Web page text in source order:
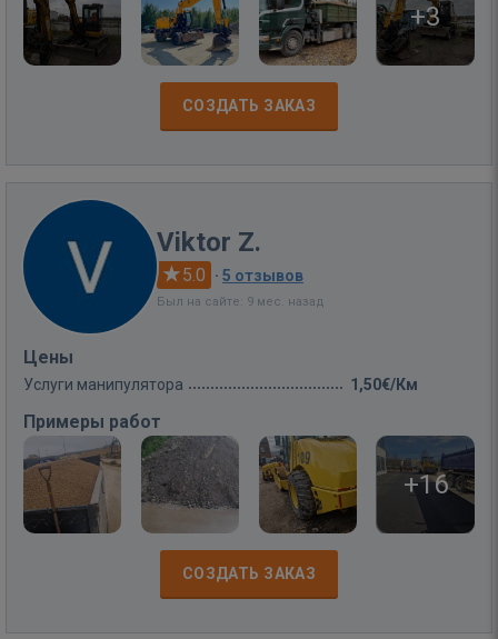
+3
СОЗДАТЬ ЗАКАЗ
Viktor Z.
5.0 · 5 отзывов
Был на сайте: 9 мес. назад
Цены
Услуги манипулятора 1,50€/Км
Примеры работ
+16
СОЗДАТЬ ЗАКАЗ